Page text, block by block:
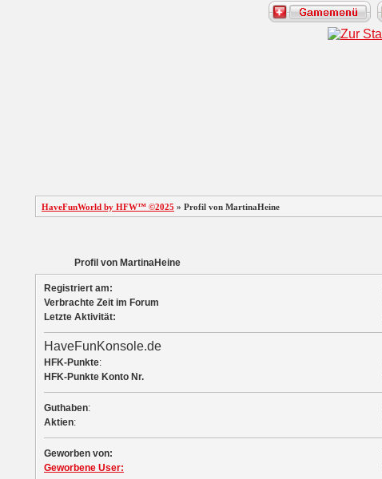
HaveFunWorld by HFW™ ©2025 » Profil von MartinaHeine
Profil von MartinaHeine
Registriert am:
Verbrachte Zeit im Forum
Letzte Aktivität:
HaveFunKonsole.de
HFK-Punkte:
HFK-Punkte Konto Nr.
Guthaben:
Aktien:
Geworben von:
Geworbene User: